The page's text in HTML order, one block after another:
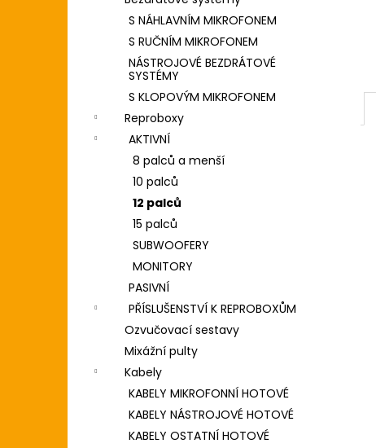
S NÁHLAVNÍM MIKROFONEM
S RUČNÍM MIKROFONEM
NÁSTROJOVÉ BEZDRÁTOVÉ
SYSTÉMY
S KLOPOVÝM MIKROFONEM
Reproboxy
AKTIVNÍ
8 palců a menší
10 palců
12 palců
15 palců
SUBWOOFERY
MONITORY
PASIVNÍ
PŘÍSLUŠENSTVÍ K REPROBOXŮM
Ozvučovací sestavy
Mixážní pulty
Kabely
KABELY MIKROFONNÍ HOTOVÉ
KABELY NÁSTROJOVÉ HOTOVÉ
KABELY OSTATNÍ HOTOVÉ
8 690 Kč